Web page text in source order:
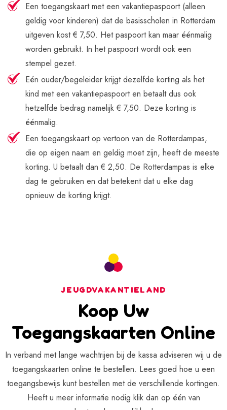
Een toegangskaart met een vakantiepaspoort (alleen
geldig voor kinderen) dat de basisscholen in Rotterdam
uitgeven kost € 7,50. Het paspoort kan maar éénmalig
worden gebruikt. In het paspoort wordt ook een
stempel gezet.
Eén ouder/begeleider krijgt dezelfde korting als het
kind met een vakantiepaspoort en betaalt dus ook
hetzelfde bedrag namelijk € 7,50. Deze korting is
éénmalig.
Een toegangskaart op vertoon van de Rotterdampas,
die op eigen naam en geldig moet zijn, heeft de meeste
korting. U betaalt dan € 2,50. De Rotterdampas is elke
dag te gebruiken en dat betekent dat u elke dag
opnieuw de korting krijgt.
JEUGDVAKANTIELAND
Koop Uw
Toegangskaarten Online
In verband met lange wachtrijen bij de kassa adviseren wij u de
toegangskaarten online te bestellen. Lees goed hoe u een
toegangsbewijs kunt bestellen met de verschillende kortingen.
Heeft u meer informatie nodig klik dan op één van